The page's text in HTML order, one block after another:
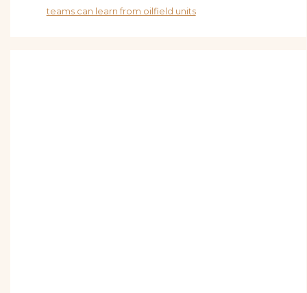
teams can learn from oilfield units